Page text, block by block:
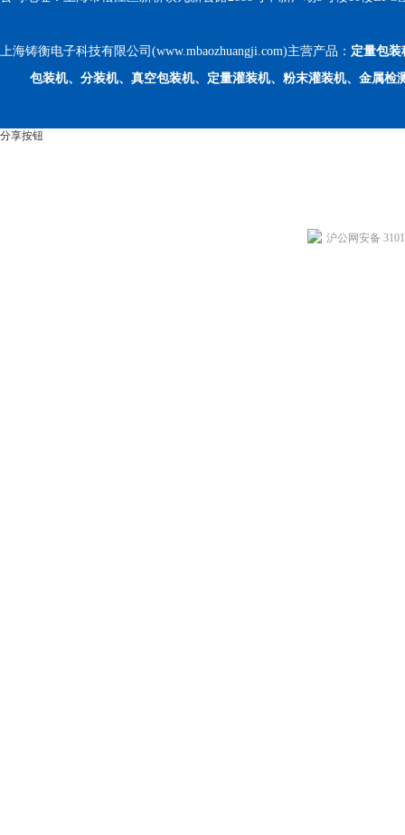
上海铸衡电子科技有限公司(www.mbaozhuangji.com)主营产品： 定量包装
包装机、分装机、真空包装机、定量灌装机、粉末灌装机、金属检
分享按钮
沪公网安备